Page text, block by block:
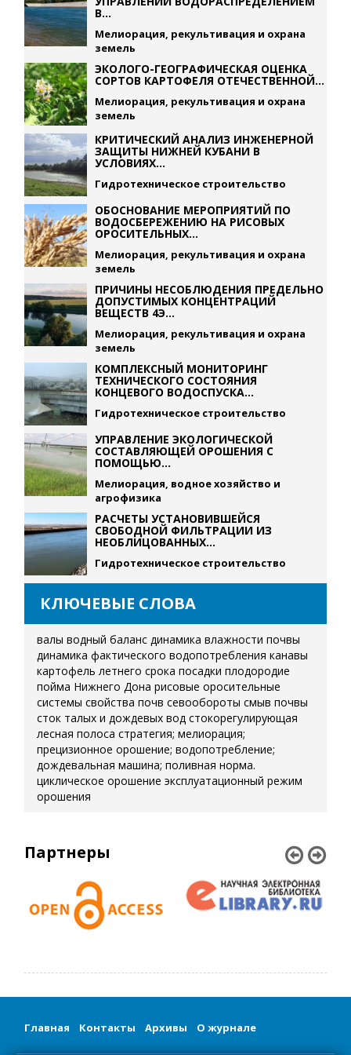
В...
Мелиорация, рекультивация и охрана
земель
ЭКОЛОГО-ГЕОГРАФИЧЕСКАЯ ОЦЕНКА
СОРТОВ КАРТОФЕЛЯ ОТЕЧЕСТВЕННОЙ...
Мелиорация, рекультивация и охрана
земель
КРИТИЧЕСКИЙ АНАЛИЗ ИНЖЕНЕРНОЙ
ЗАЩИТЫ НИЖНЕЙ КУБАНИ В
УСЛОВИЯХ...
Гидротехническое строительство
ОБОСНОВАНИЕ МЕРОПРИЯТИЙ ПО
ВОДОСБЕРЕЖЕНИЮ НА РИСОВЫХ
ОРОСИТЕЛЬНЫХ...
Мелиорация, рекультивация и охрана
земель
ПРИЧИНЫ НЕСОБЛЮДЕНИЯ ПРЕДЕЛЬНО
ДОПУСТИМЫХ КОНЦЕНТРАЦИЙ
ВЕЩЕСТВ 4Э...
Мелиорация, рекультивация и охрана
земель
КОМПЛЕКСНЫЙ МОНИТОРИНГ
ТЕХНИЧЕСКОГО СОСТОЯНИЯ
КОНЦЕВОГО ВОДОСПУСКА...
Гидротехническое строительство
УПРАВЛЕНИЕ ЭКОЛОГИЧЕСКОЙ
СОСТАВЛЯЮЩЕЙ ОРОШЕНИЯ С
ПОМОЩЬЮ...
Мелиорация, водное хозяйство и
агрофизика
РАСЧЕТЫ УСТАНОВИВШЕЙСЯ
СВОБОДНОЙ ФИЛЬТРАЦИИ ИЗ
НЕОБЛИЦОВАННЫХ...
Гидротехническое строительство
КЛЮЧЕВЫЕ СЛОВА
валы водный баланс динамика влажности почвы
динамика фактического водопотребления канавы
картофель летнего срока посадки плодородие
пойма Нижнего Дона рисовые оросительные
системы свойства почв севообороты смыв почвы
сток талых и дождевых вод стокорегулирующая
лесная полоса стратегия; мелиорация;
прецизионное орошение; водопотребление;
дождевальная машина; поливная норма.
циклическое орошение эксплуатационный режим
орошения
Партнеры
Главная Контакты Архивы О журнале